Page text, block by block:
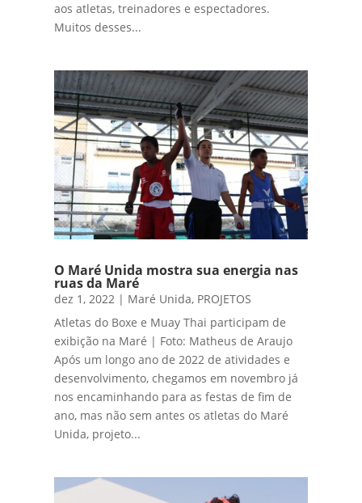
aos atletas, treinadores e espectadores.
Muitos desses...
O Maré Unida mostra sua energia nas
ruas da Maré
dez 1, 2022 | Maré Unida, PROJETOS
Atletas do Boxe e Muay Thai participam de
exibição na Maré | Foto: Matheus de Araujo
Após um longo ano de 2022 de atividades e
desenvolvimento, chegamos em novembro já
nos encaminhando para as festas de fim de
ano, mas não sem antes os atletas do Maré
Unida, projeto...